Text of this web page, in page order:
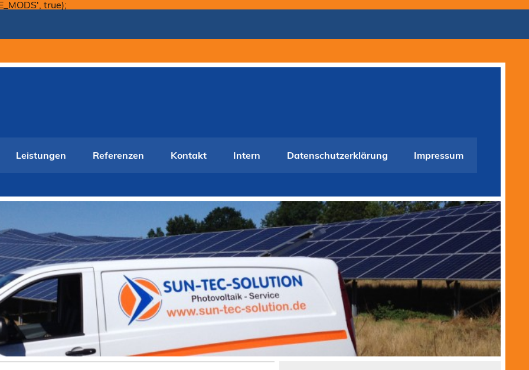
true);
Leistungen Referenzen Kontakt Intern Datenschutzerklärung Impressum